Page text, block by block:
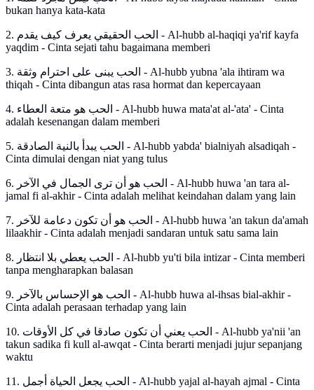
bukan hanya kata-kata
2. الحب الحقيقي يعرف كيف يقدم - Al-hubb al-haqiqi ya'rif kayfa
yaqdim - Cinta sejati tahu bagaimana memberi
3. الحب يبنى على احترام وثقة - Al-hubb yubna 'ala ihtiram wa
thiqah - Cinta dibangun atas rasa hormat dan kepercayaan
4. الحب هو متعة العطاء - Al-hubb huwa mata'at al-'ata' - Cinta
adalah kesenangan dalam memberi
5. الحب يبدأ بالنية الصادقة - Al-hubb yabda' bialniyah alsadiqah -
Cinta dimulai dengan niat yang tulus
6. الحب هو أن ترى الجمال في الآخر - Al-hubb huwa 'an tara al-
jamal fi al-akhir - Cinta adalah melihat keindahan dalam yang lain
7. الحب هو أن تكون دعامة للآخر - Al-hubb huwa 'an takun da'amah
lilaakhir - Cinta adalah menjadi sandaran untuk satu sama lain
8. الحب يعطي بلا انتظار - Al-hubb yu'ti bila intizar - Cinta memberi
tanpa mengharapkan balasan
9. الحب هو الإحساس بالآخر - Al-hubb huwa al-ihsas bial-akhir -
Cinta adalah perasaan terhadap yang lain
10. الحب يعني أن تكون صادقا في كل الأوقات - Al-hubb ya'nii 'an
takun sadika fi kull al-awqat - Cinta berarti menjadi jujur sepanjang
waktu
11. الحب يجعل الحياة أجمل - Al-hubb yajal al-hayah ajmal - Cinta